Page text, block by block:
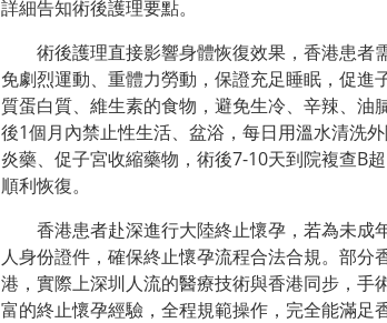
詳細告知術後護理要點。
術後護理直接影響身體恢復效果，香港患者
免劇烈運動、重體力勞動，保證充足睡眠，促
質蛋白質、維生素的食物，避免生冷、辛辣、
後1個月內禁止性生活、盆浴，每日用溫水清洗
炎藥、促子宮收縮藥物，術後7-10天到院複查B
順利恢復。
香港患者赴深進行大陸終止懷孕，若為未成
人身份證件，確保終止懷孕流程合法合規。部
港，實際上深圳人流的醫療技術與香港同步，手
富的終止懷孕經驗，全程規範操作，完全能滿足